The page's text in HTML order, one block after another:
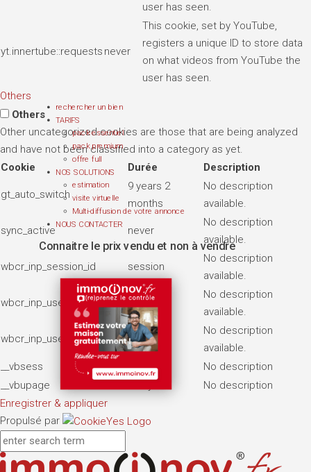
user has seen.
yt.innertube::requests never
This cookie, set by YouTube,
registers a unique ID to store data
on what videos from YouTube the
user has seen.
Others
Others
Other uncategorized cookies are those that are being analyzed
and have not been classified into a category as yet.
Cookie
Durée Description
gt_auto_switch
9 years 2
months
No description
available.
sync_active never
No description
available.
wbcr_inp_session_id session
No description
available.
wbcr_inp_user_page_views 7 days
No description
available.
wbcr_inp_user_visits 2 months
No description
available.
__vbsess
7 days
No description
__vbupage
No description
Enregistrer & appliquer
Propulsé par
rechercher un bien
TARIFS
pack essentiel
pack premium
offre full
NOS SOLUTIONS
estimation
visite virtuelle
Multi-diffusion de votre annonce
NOUS CONTACTER
Connaitre le prix vendu et non à vendre